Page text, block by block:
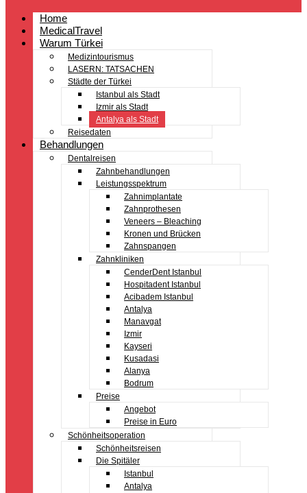
Home
MedicalTravel
Warum Türkei
Medizintourismus
LASERN: TATSACHEN
Städte der Türkei
Istanbul als Stadt
Izmir als Stadt
Antalya als Stadt
Reisedaten
Behandlungen
Dentalreisen
Zahnbehandlungen
Leistungsspektrum
Zahnimplantate
Zahnprothesen
Veneers – Bleaching
Kronen und Brücken
Zahnspangen
Zahnkliniken
CenderDent Istanbul
Hospitadent Istanbul
Acibadem Istanbul
Antalya
Manavgat
Izmir
Kayseri
Kusadasi
Alanya
Bodrum
Preise
Angebot
Preise in Euro
Schönheitsoperation
Schönheitsreisen
Die Spitäler
Istanbul
Antalya